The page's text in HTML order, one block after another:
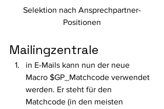
Selektion nach Ansprechpartner-
Positionen
Mailingzentrale
in E-Mails kann nun der neue
Macro $GP_Matchcode verwendet
werden. Er steht für den
Matchcode (in den meisten